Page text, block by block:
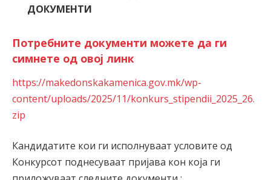
ДОКУМЕНТИ
Потребните документи можете да ги
симнете од овој линк
https://makedonskakamenica.gov.mk/wp-
content/uploads/2025/11/konkurs_stipendii_2025_26.
zip
Кандидатите кои ги исполнуваат условите од
Конкурсот поднесуваат пријава кон која ги